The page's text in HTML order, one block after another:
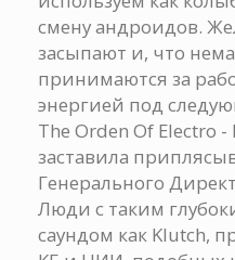
смену андроидов.
засыпают и, что
принимаются за
энергией под
The Orden Of Electro -
заставила
Генерального
Люди с таким
саундом как Klutch,